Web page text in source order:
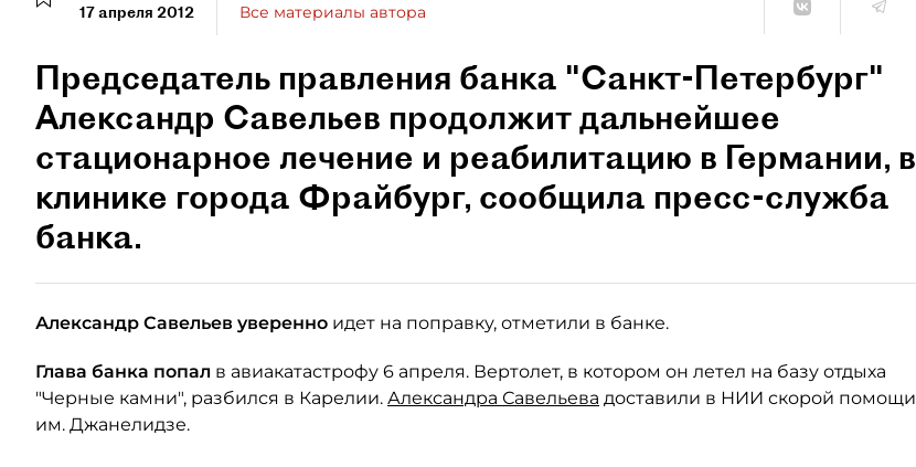
17 апреля 2012
Все материалы автора
Председатель правления банка "Санкт-Петербург"
Александр Савельев продолжит дальнейшее
стационарное лечение и реабилитацию в Германии, в
клинике города Фрайбург, сообщила пресс-служба
банка.
Александр Савельев уверенно идет на поправку, отметили в банке.
Глава банка попал в авиакатастрофу 6 апреля. Вертолет, в котором он летел на базу отдыха
"Черные камни", разбился в Карелии. Александра Савельева доставили в НИИ скорой помощи
им. Джанелидзе.